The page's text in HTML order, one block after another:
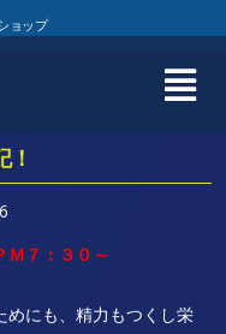
ョップ
７：３０～
にも、精力もつくし栄